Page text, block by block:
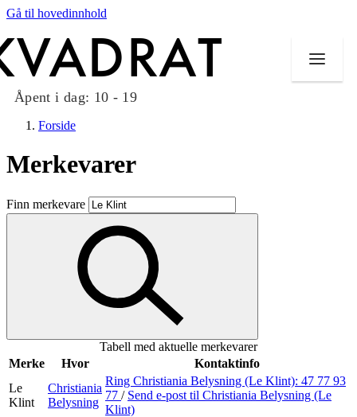
Gå til hovedinnhold
Åpent i dag: 10 - 19
Butikker
Mat og drikke
Taket på Kvadrat
Aktiviteter
Inspirasjon
Forside
Merkevarer
Finn merkevare
Tabell med aktuelle merkevarer
Merke
Hvor
Kontaktinfo
Le
Klint
Christiania
Belysning
Ring Christiania Belysning (Le Klint): 47 77 93
77 / Send e-post til Christiania Belysning (Le
Klint)